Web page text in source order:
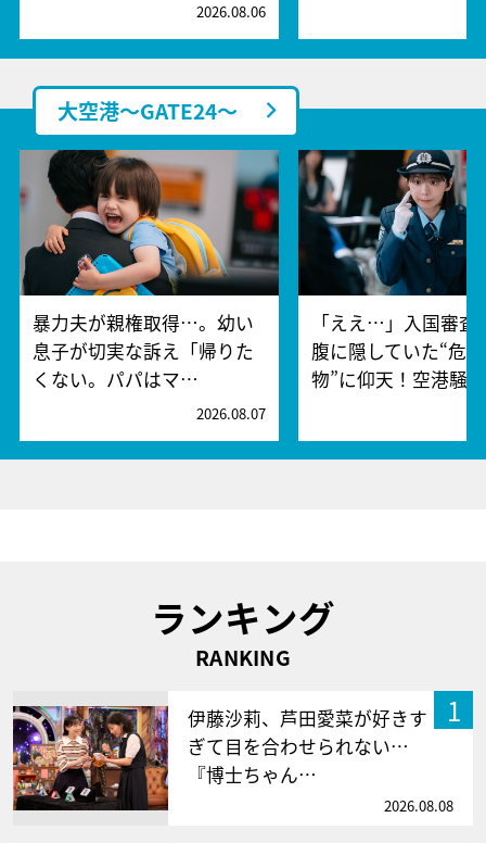
2026.08.06
大空港～GATE24～
暴力夫が親権取得…。幼い
息子が切実な訴え「帰りた
くない。パパはマ…
2026.08.07
「ええ…」入国審査
腹に隠していた“危
物”に仰天！空港騒
ランキング
RANKING
1
伊藤沙莉、芦田愛菜が好きす
ぎて目を合わせられない…
『博士ちゃん…
2026.08.08